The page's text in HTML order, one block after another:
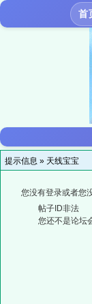
首
提示信息 » 天线宝宝
您没有登录或者您
帖子ID非法
您还不是论坛